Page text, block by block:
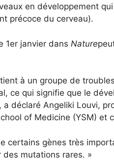
en développement
précoce du cerveau).
1er janvier dans Nature
à un groupe de
ce qui signifie que le
déclaré Angeliki Louvi,
of Medicine (YSM) et
certains gènes très
mutations rares. »